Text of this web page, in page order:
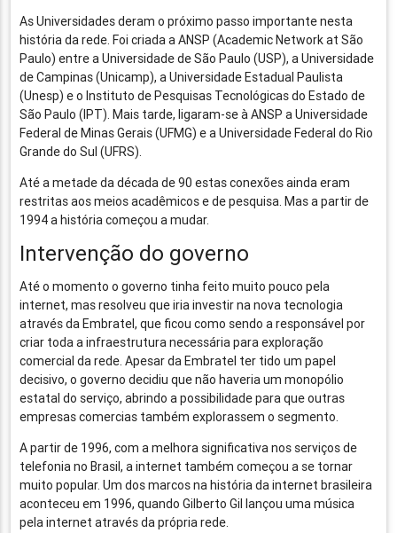
As Universidades deram o próximo passo importante nesta
história da rede. Foi criada a ANSP (Academic Network at São
Paulo) entre a Universidade de São Paulo (USP), a Universidade
de Campinas (Unicamp), a Universidade Estadual Paulista
(Unesp) e o Instituto de Pesquisas Tecnológicas do Estado de
São Paulo (IPT). Mais tarde, ligaram-se à ANSP a Universidade
Federal de Minas Gerais (UFMG) e a Universidade Federal do Rio
Grande do Sul (UFRS).
Até a metade da década de 90 estas conexões ainda eram
restritas aos meios acadêmicos e de pesquisa. Mas a partir de
1994 a história começou a mudar.
Intervenção do governo
Até o momento o governo tinha feito muito pouco pela
internet, mas resolveu que iria investir na nova tecnologia
através da Embratel, que ficou como sendo a responsável por
criar toda a infraestrutura necessária para exploração
comercial da rede. Apesar da Embratel ter tido um papel
decisivo, o governo decidiu que não haveria um monopólio
estatal do serviço, abrindo a possibilidade para que outras
empresas comercias também explorassem o segmento.
A partir de 1996, com a melhora significativa nos serviços de
telefonia no Brasil, a internet também começou a se tornar
muito popular. Um dos marcos na história da internet brasileira
aconteceu em 1996, quando Gilberto Gil lançou uma música
pela internet através da própria rede.